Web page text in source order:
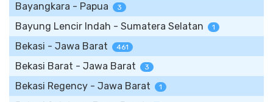
Bayangkara - Papua 3
Bayung Lencir Indah - Sumatera Selatan 1
Bekasi - Jawa Barat 461
Bekasi Barat - Jawa Barat 3
Bekasi Regency - Jawa Barat 1